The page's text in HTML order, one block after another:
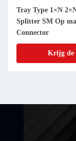
Tray Type 1×N
Splitter SM Op
Connector
Krijg de